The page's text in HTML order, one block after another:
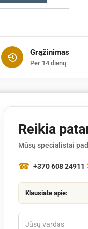
Grąžinimas
Per 14 dienų
Reikia
Mūsų specialistai
+370 608 24911
Klausiate apie: